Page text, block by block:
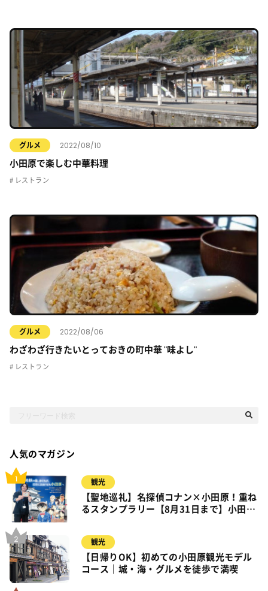
グルメ 2022/08/10
小田原で楽しむ中華料理
レストラン
グルメ 2022/08/06
わざわざ行きたいとっておきの町中華 "味よし"
レストラン
人気のマガジン
観光
【聖地巡礼】名探偵コナン×小田原！重ね
るスタンプラリー【8月31日まで】小田
観光
【日帰りOK】初めての小田原観光モデル
コース｜城・海・グルメを徒歩で満喫